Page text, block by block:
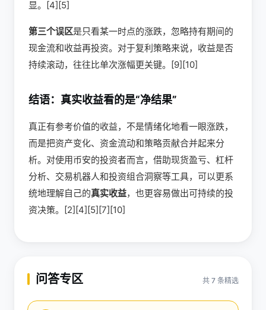
显。[4][5]
第三个误区是只看某一时点的涨跌，忽略持有期间的
现金流和收益再投资。对于复利策略来说，收益是否
持续滚动，往往比单次涨幅更关键。[9][10]
结语：真实收益看的是“净结果”
真正有参考价值的收益，不是情绪化地看一眼涨跌，
而是把资产变化、资金流动和策略贡献合并起来分
析。对使用币安的投资者而言，借助现货盈亏、杠杆
分析、交易机器人和投资组合洞察等工具，可以更系
统地理解自己的真实收益，也更容易做出可持续的投
资决策。[2][4][5][7][10]
问答专区 共 7 条精选